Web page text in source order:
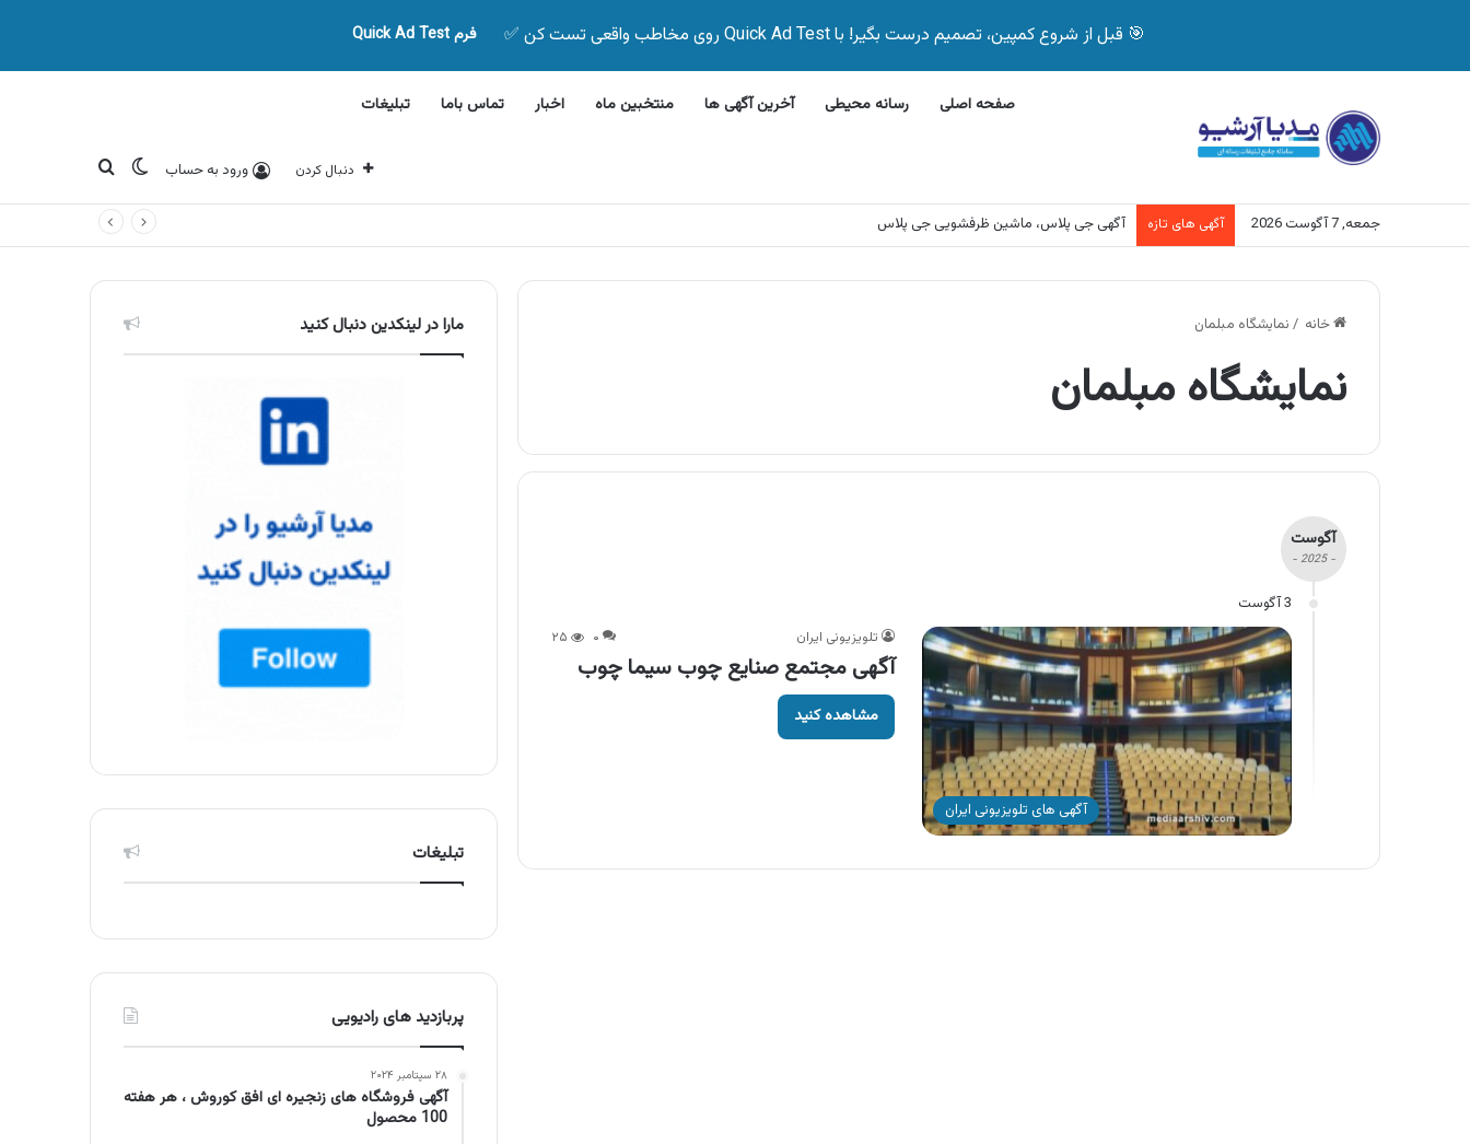
🎯 قبل از شروع کمپین، تصمیم درست بگیر! با Quick Ad Test روی مخاطب واقعی تست کن ✅ فرم Quick Ad Test
صفحه اصلی رسانه محیطی آخرین آگهی ها منتخبین ماه اخبار تماس باما تبلیغات
دنبال کردن ورود به حساب تغییر پوسته
جستجو برای
جمعه, 7 آگوست 2026 آگهی های تازه آگهی جی پلاس، ماشین ظرفشویی جی پلاس
خانه / نمایشگاه مبلمان
نمایشگاه مبلمان
آگوست
- 2025 -
3 آگوست
آگهی های تلویزیونی ایران
تلویزیونی ایران ۰ ۲۵
آگهی مجتمع صنایع چوب سیما چوب
مشاهده کنید
مارا در لینکدین دنبال کنید
تبلیغات
پربازدید های رادیویی
۲۸ سپتامبر ۲۰۲۴
آگهی فروشگاه های زنجیره ای افق کوروش ، هر هفته
100 محصول